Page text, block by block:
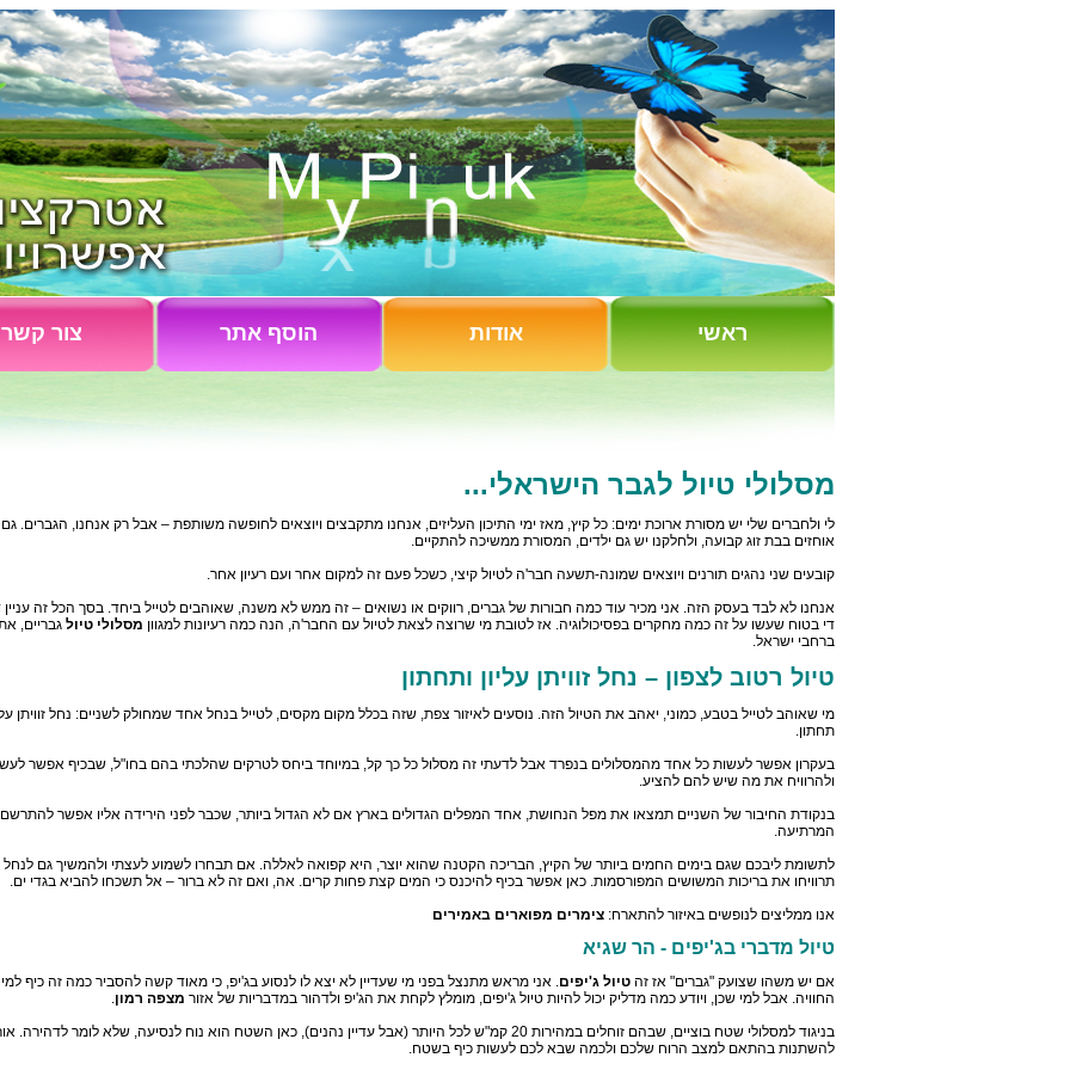
ראשי אודות הוסף אתר צור קשר
מסלולי טיול לגבר הישראלי...
לי ולחברים שלי יש מסורת ארוכת ימים: כל קיץ, מאז ימי התיכון העליזים, אנחנו מתקבצים ויוצאים לחופשה משותפת – אבל רק אנחנו, הגברים. גם
אוחזים בבת זוג קבועה, ולחלקנו יש גם ילדים, המסורת ממשיכה להתקיים.
קובעים שני נהגים תורנים ויוצאים שמונה-תשעה חבר'ה לטיול קיצי, כשכל פעם זה למקום אחר ועם רעיון אחר.
אנחנו לא לבד בעסק הזה. אני מכיר עוד כמה חבורות של גברים, רווקים או נשואים – זה ממש לא משנה, שאוהבים לטייל ביחד. בסך הכל זה עניין
די בטוח שעשו על זה כמה מחקרים בפסיכולוגיה. אז לטובת מי שרוצה לצאת לטיול עם החבר'ה, הנה כמה רעיונות למגוון מסלולי טיול גבריים,
ברחבי ישראל.
טיול רטוב לצפון – נחל זוויתן עליון ותחתון
מי שאוהב לטייל בטבע, כמוני, יאהב את הטיול הזה. נוסעים לאיזור צפת, שזה בכלל מקום מקסים, לטייל בנחל אחד שמחולק לשניים: נחל זוויתן
תחתון.
בעקרון אפשר לעשות כל אחד מהמסלולים בנפרד אבל לדעתי זה מסלול כל כך קל, במיוחד ביחס לטרקים שהלכתי בהם בחו"ל, שבכיף אפשר
ולהרוויח את מה שיש להם להציע.
בנקודת החיבור של השניים תמצאו את מפל הנחושת, אחד המפלים הגדולים בארץ אם לא הגדול ביותר, שכבר לפני הירידה אליו אפשר
המרתיעה.
לתשומת ליבכם שגם בימים החמים ביותר של הקיץ, הבריכה הקטנה שהוא יוצר, היא קפואה לאללה. אם תבחרו לשמוע לעצתי ולהמשיך גם לנחל
תרוויחו את בריכות המשושים המפורסמות. כאן אפשר בכיף להיכנס כי המים קצת פחות קרים. אה, ואם זה לא ברור – אל תשכחו להביא בגדי ים.
אנו ממליצים לנופשים באיזור להתארח: צימרים מפוארים באמירים
טיול מדברי בג'יפים - הר שגיא
אם יש משהו שצועק "גברים" אז זה טיול ג'יפים. אני מראש מתנצל בפני מי שעדיין לא יצא לו לנסוע בג'יפ, כי מאוד קשה להסביר כמה זה כיף
החוויה. אבל למי שכן, ויודע כמה מדליק יכול להיות טיול ג'יפים, מומלץ לקחת את הג'יפ ולדהור במדבריות של אזור מצפה רמון.
בניגוד למסלולי שטח בוציים, שבהם זוחלים במהירות 20 קמ"ש לכל היותר (אבל עדיין נהנים), כאן השטח הוא נוח לנסיעה, שלא לומר
להשתנות בהתאם למצב הרוח שלכם ולכמה שבא לכם לעשות כיף בשטח.